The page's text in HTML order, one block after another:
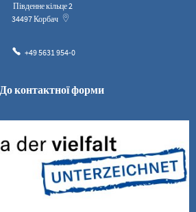
Південне кільце 2
34497Корбач
+49 5631 954-0
До контактної форми